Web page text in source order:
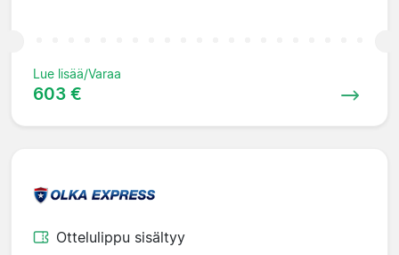
Lue lisää/Varaa
603 €
Ottelulippu sisältyy